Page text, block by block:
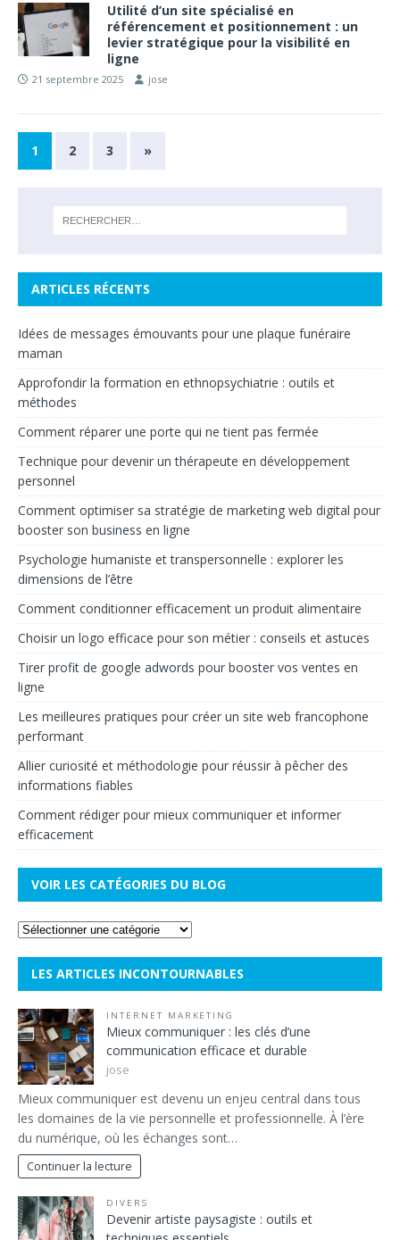
Utilité d’un site spécialisé en
référencement et positionnement : un
levier stratégique pour la visibilité en
ligne
21 septembre 2025 jose
1 2 3 »
ARTICLES RÉCENTS
Idées de messages émouvants pour une plaque funéraire
maman
Approfondir la formation en ethnopsychiatrie : outils et
méthodes
Comment réparer une porte qui ne tient pas fermée
Technique pour devenir un thérapeute en développement
personnel
Comment optimiser sa stratégie de marketing web digital pour
booster son business en ligne
Psychologie humaniste et transpersonnelle : explorer les
dimensions de l’être
Comment conditionner efficacement un produit alimentaire
Choisir un logo efficace pour son métier : conseils et astuces
Tirer profit de google adwords pour booster vos ventes en
ligne
Les meilleures pratiques pour créer un site web francophone
performant
Allier curiosité et méthodologie pour réussir à pêcher des
informations fiables
Comment rédiger pour mieux communiquer et informer
efficacement
VOIR LES CATÉGORIES DU BLOG
LES ARTICLES INCONTOURNABLES
INTERNET MARKETING
Mieux communiquer : les clés d’une
communication efficace et durable
jose
Mieux communiquer est devenu un enjeu central dans tous
les domaines de la vie personnelle et professionnelle. À l’ère
du numérique, où les échanges sont…
Continuer la lecture
DIVERS
Devenir artiste paysagiste : outils et